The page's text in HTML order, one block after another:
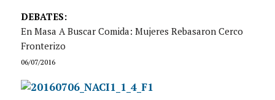
DEBATES:
En Masa A Buscar Comida: Mujeres Rebasaron Cerco
Fronterizo
06/07/2016